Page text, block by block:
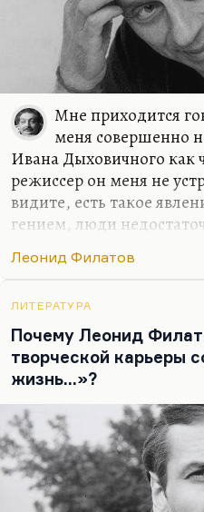
Мне приходится
меня совершенно
Ивана Дыховичного как
режиссер он меня не
видите, есть такое
гением, люди
так все органично и
подражать. Я это
потому что я поработал
одной роли, в одном
заразительно и так
тоже так могу». Надо
то (например,
например, Филатов),
Леонид Филатов
ЛИТЕРАТУРА
Почему Леонид
творческой карьеры
жизнь…»?